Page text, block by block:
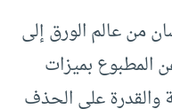
من عالم الورق إلى
المطبوع بميزات
والقدرة على الحذف